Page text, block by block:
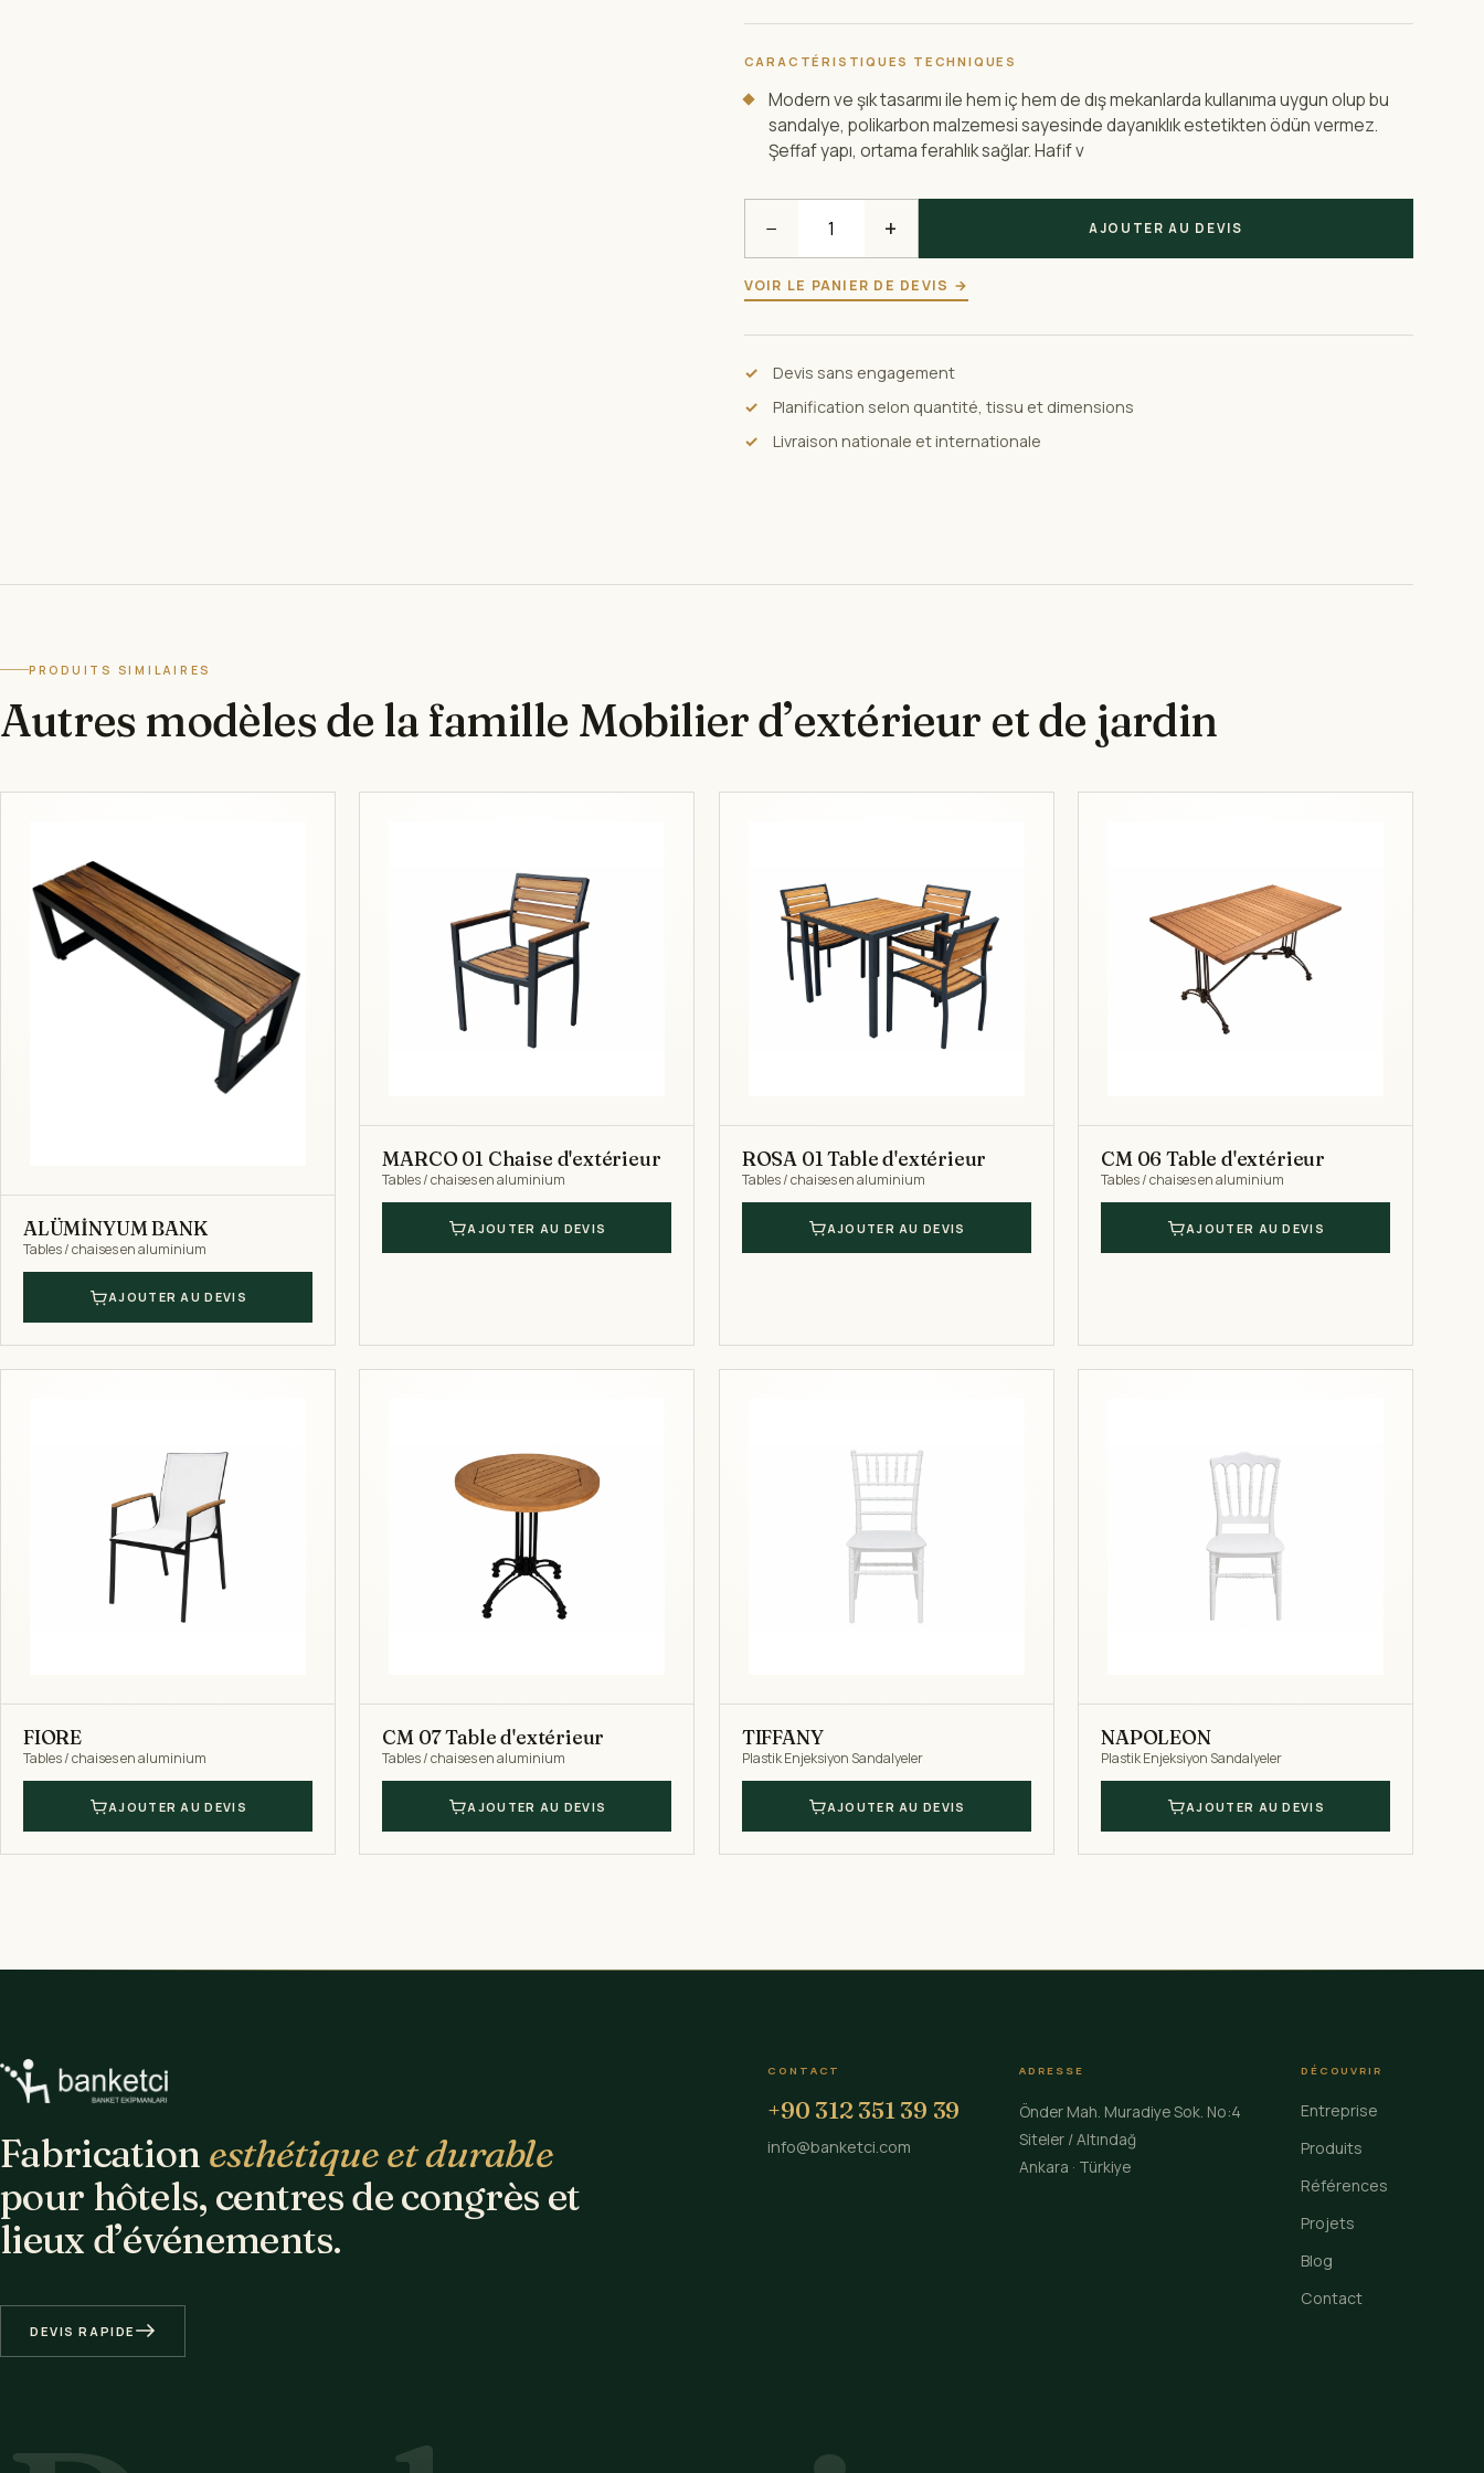
CARACTÉRISTIQUES TECHNIQUES
Modern ve şık tasarımı ile hem iç hem de dış mekanlarda kullanıma uygun olup bu
sandalye, polikarbon malzemesi sayesinde dayanıklık estetikten ödün vermez.
Şeffaf yapı, ortama ferahlık sağlar. Hafif v
− + AJOUTER AU DEVIS
VOIR LE PANIER DE DEVIS →
Devis sans engagement
Planification selon quantité, tissu et dimensions
Livraison nationale et internationale
PRODUITS SIMILAIRES
Autres modèles de la famille Mobilier d’extérieur et de jardin
ALÜMİNYUM BANK
Tables / chaises en aluminium
AJOUTER AU DEVIS
MARCO 01 Chaise d'extérieur
Tables / chaises en aluminium
AJOUTER AU DEVIS
ROSA 01 Table d'extérieur
Tables / chaises en aluminium
AJOUTER AU DEVIS
CM 06 Table d'extérieur
Tables / chaises en aluminium
AJOUTER AU DEVIS
FIORE
Tables / chaises en aluminium
AJOUTER AU DEVIS
CM 07 Table d'extérieur
Tables / chaises en aluminium
AJOUTER AU DEVIS
TIFFANY
Plastik Enjeksiyon Sandalyeler
AJOUTER AU DEVIS
NAPOLEON
Plastik Enjeksiyon Sandalyeler
AJOUTER AU DEVIS
Fabrication esthétique et durable
pour hôtels, centres de congrès et
lieux d’événements.
DEVIS RAPIDE
CONTACT
+90 312 351 39 39
info@banketci.com
ADRESSE
Önder Mah. Muradiye Sok. No:4
Siteler / Altındağ
Ankara · Türkiye
DÉCOUVRIR
Entreprise
Produits
Références
Projets
Blog
Contact